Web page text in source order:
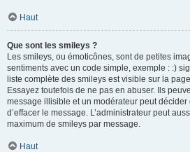
Haut
Que sont les smileys ?
Les smileys, ou émoticônes, sont de petites
sentiments avec un code simple, exemple : :)
liste complète des smileys est visible sur la
Essayez toutefois de ne pas en abuser. Ils
message illisible et un modérateur peut
d’effacer le message. L’administrateur peut
maximum de smileys par message.
Haut